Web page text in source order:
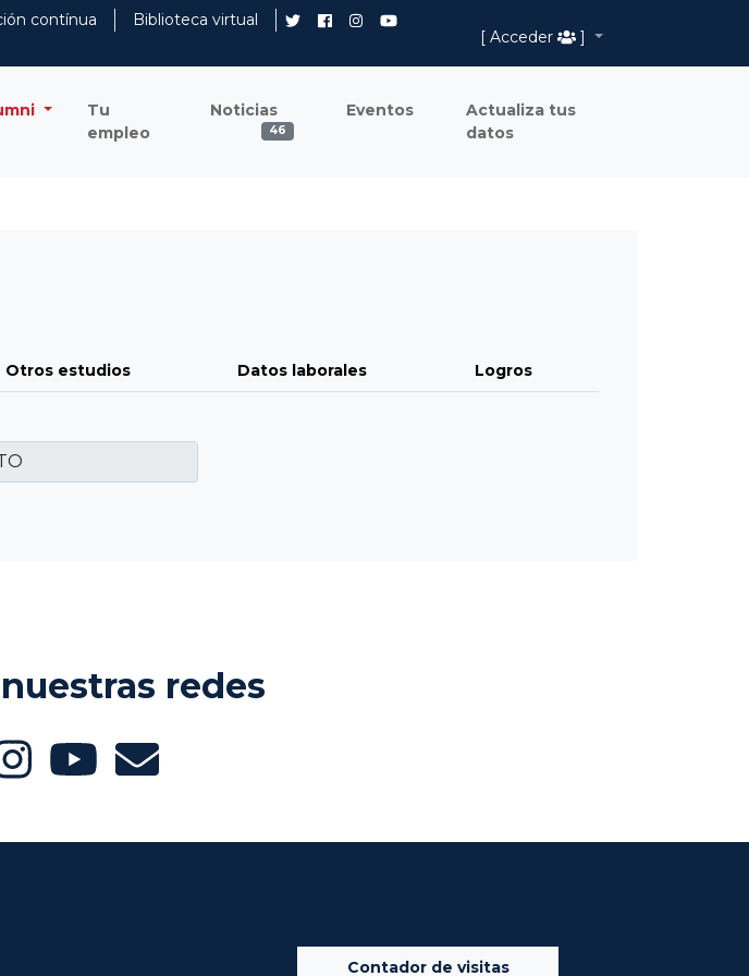
contínua
Biblioteca virtual
[ Acceder
]
Tu
empleo
Noticias
46
Eventos
Actualiza tus
datos
Otros estudios Datos laborales Logros
redes
Contador de visitas